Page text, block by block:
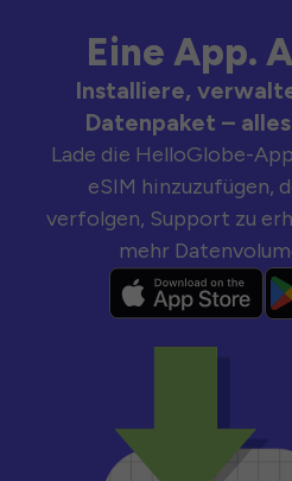
Eine App.
Installiere,
Datenpaket –
Lade die HelloGlobe-
eSIM hinzuzufügen,
verfolgen, Support zu
mehr